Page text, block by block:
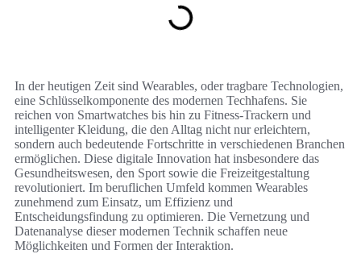
In der heutigen Zeit sind Wearables, oder tragbare Technologien,
eine Schlüsselkomponente des modernen Techhafens. Sie
reichen von Smartwatches bis hin zu Fitness-Trackern und
intelligenter Kleidung, die den Alltag nicht nur erleichtern,
sondern auch bedeutende Fortschritte in verschiedenen Branchen
ermöglichen. Diese digitale Innovation hat insbesondere das
Gesundheitswesen, den Sport sowie die Freizeitgestaltung
revolutioniert. Im beruflichen Umfeld kommen Wearables
zunehmend zum Einsatz, um Effizienz und
Entscheidungsfindung zu optimieren. Die Vernetzung und
Datenanalyse dieser modernen Technik schaffen neue
Möglichkeiten und Formen der Interaktion.